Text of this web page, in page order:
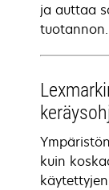
ja auttaa
tuotannon.
kuin